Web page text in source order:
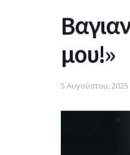
μου!»
5 Αυγούστου, 2025